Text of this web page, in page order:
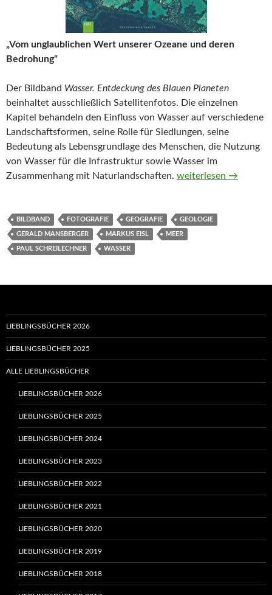
„Vom unglaublichen Wert unserer Ozeane und deren
Bedrohung“
Der Bildband Wasser. Entdeckung des Blauen Planeten
beinhaltet ausschließlich Satellitenfotos. Die einzelnen
Kapitel behandeln den Einfluss von Wasser auf verschiedene
Landschaftsformen, seine Rolle für Siedlungen, seine
Bedeutung als Lebensgrundlage des Menschen, die Nutzung
von Wasser für die Infrastruktur sowie Wasser im
Zusammenhang mit Naturlandschaften. Wasser. Entdeckung
weiterlesen →
BILDBAND FOTOGRAFIE GEOGRAFIE GEOLOGIE
GERALD MANSBERGER MARKUS EISL MEER
PAUL SCHREILECHNER WASSER
LIEBLINGSBÜCHER 2026
LIEBLINGSBÜCHER 2025
ALLE LIEBLINGSBÜCHER
LIEBLINGSBÜCHER 2026
LIEBLINGSBÜCHER 2025
LIEBLINGSBÜCHER 2024
LIEBLINGSBÜCHER 2023
LIEBLINGSBÜCHER 2022
LIEBLINGSBÜCHER 2021
LIEBLINGSBÜCHER 2020
LIEBLINGSBÜCHER 2019
LIEBLINGSBÜCHER 2018